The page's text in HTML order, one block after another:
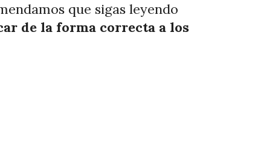
que sigas leyendo
de la forma correcta a los